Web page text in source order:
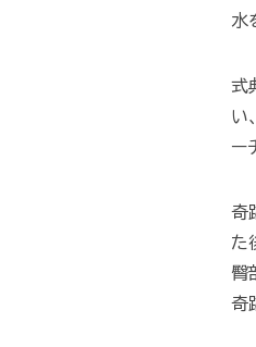
水
式
い
ー
奇
た
臀
奇